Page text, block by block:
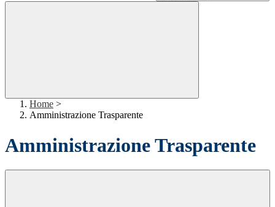
Home >
Amministrazione Trasparente
Amministrazione Trasparente